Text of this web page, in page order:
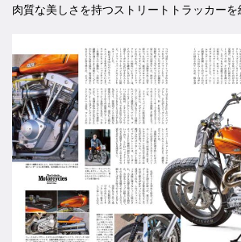
肉質な美しさを持つストリートトラッカーを